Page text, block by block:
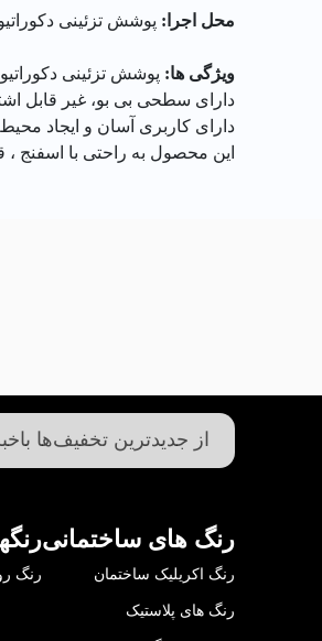
محل اجرا: پوشش تزئینى
ویژگى ها: پوشش تزئینى
داراى سطحى بى بو، غیر قابل
داراى کاربرى آسان و ایجاد
این محصول به راحتى با اسفنج ،
رنگ های ساختمانی
رنگ اکریلیک ساختمان
رنگ های پلاستیک
رنگ